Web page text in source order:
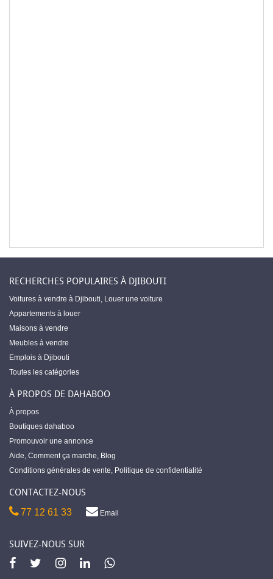
RECHERCHES POPULAIRES À DJIBOUTI
Voitures à vendre à Djibouti, Louer une voiture
Appartements à louer
Maisons à vendre
Meubles à vendre
Emplois à Djibouti
Toutes les catégories
À PROPOS DE DAHABOO
À propos
Boutiques dahaboo
Promouvoir une annonce
Aide, Comment ça marche, Blog
Conditions générales de vente, Politique de confidentialité
CONTACTEZ-NOUS
77 12 61 33 Email
SUIVEZ-NOUS SUR